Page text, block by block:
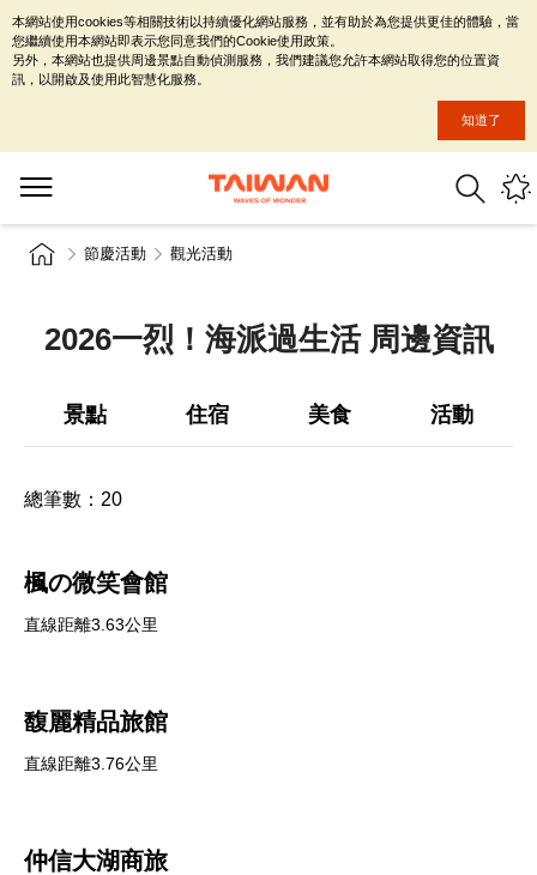
節慶活動 觀光活動
2026一烈！海派過生活 周邊資訊
景點 住宿 美食 活動
總筆數： 20
楓の微笑會館
直線距離3.63公里
馥麗精品旅館
直線距離3.76公里
仲信大湖商旅
本網站使用cookies等相關技術以持續優化網站服務，並有助於為您提供更佳的體驗，當
您繼續使用本網站即表示您同意我們的Cookie使用政策。
另外，本網站也提供周邊景點自動偵測服務，我們建議您允許本網站取得您的位置資
訊，以開啟及使用此智慧化服務。
知道了